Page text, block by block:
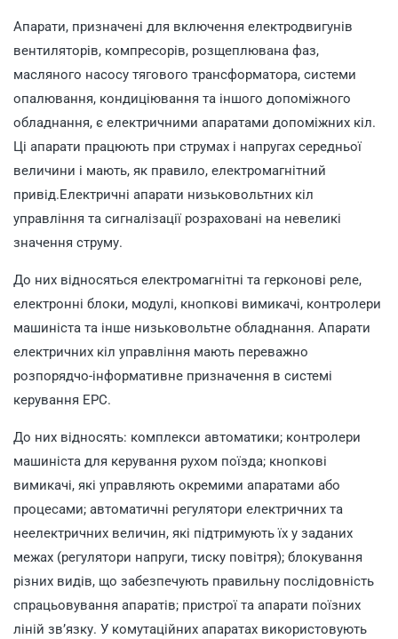
Апарати, призначені для включення електродвигунів
вентиляторів, компресорів, розщеплювана фаз,
масляного насосу тягового трансформатора, системи
опалювання, кондиціювання та іншого допоміжного
обладнання, є електричними апаратами допоміжних кіл.
Ці апарати працюють при струмах і напругах середньої
величини і мають, як правило, електромагнітний
привід.Електричні апарати низьковольтних кіл
управління та сигналізації розраховані на невеликі
значення струму.
До них відносяться електромагнітні та герконові реле,
електронні блоки, модулі, кнопкові вимикачі, контролери
машиніста та інше низьковольтне обладнання. Апарати
електричних кіл управління мають переважно
розпорядчо-інформативне призначення в системі
керування ЕРС.
До них відносять: комплекси автоматики; контролери
машиніста для керування рухом поїзда; кнопкові
вимикачі, які управляють окремими апаратами або
процесами; автоматичні регулятори електричних та
неелектричних величин, які підтримують їх у заданих
межах (регулятори напруги, тиску повітря); блокування
різних видів, що забезпечують правильну послідовність
спрацьовування апаратів; пристрої та апарати поїзних
ліній зв’язку. У комутаційних апаратах використовують